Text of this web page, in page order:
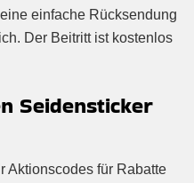
einfache Rücksendung
Der Beitritt ist kostenlos
Seidensticker
Aktionscodes für Rabatte